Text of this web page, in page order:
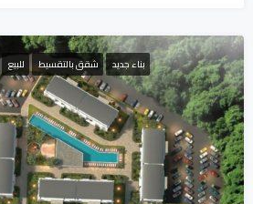
حصري
بناء جديد شقق بالتقسيط للبيع